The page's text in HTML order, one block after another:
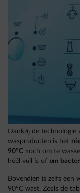
Dankzij de technologie
wasproducten is het
90°C noch om te
héél vuil is of om
Bovendien is zelfs een
90°C wast. Zoals de